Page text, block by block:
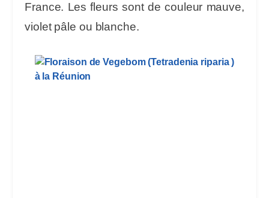
France. Les fleurs sont de couleur mauve,
violet pâle ou blanche.